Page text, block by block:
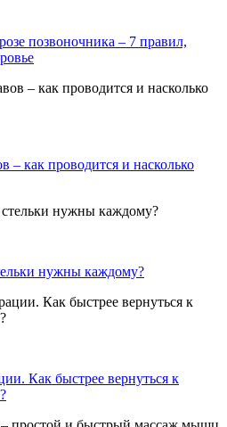
позвоночника ‒ 7 правил,
‒ как проводится и насколько
нужны каждому?
Как быстрее вернуться к